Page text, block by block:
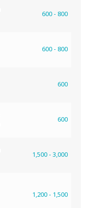
600 - 800
600 - 800
600
600
1,500 - 3,000
1,200 - 1,500